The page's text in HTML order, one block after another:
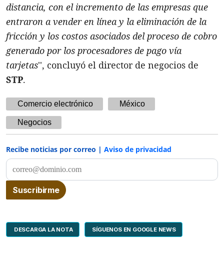
distancia, con el incremento de las empresas que
entraron a vender en línea y la eliminación de la
fricción y los costos asociados del proceso de cobro
generado por los procesadores de pago vía
tarjetas'', concluyó el director de negocios de
STP.
Comercio electrónico México
Negocios
Recibe noticias por correo | Aviso de privacidad
DESCARGA LA NOTA SÍGUENOS EN GOOGLE NEWS